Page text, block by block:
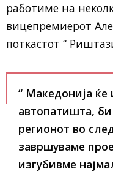
работиме на
вицепремиерот
поткастот “
“ Македонија
автопатишта,
регионот во
завршуваме
изгубивме